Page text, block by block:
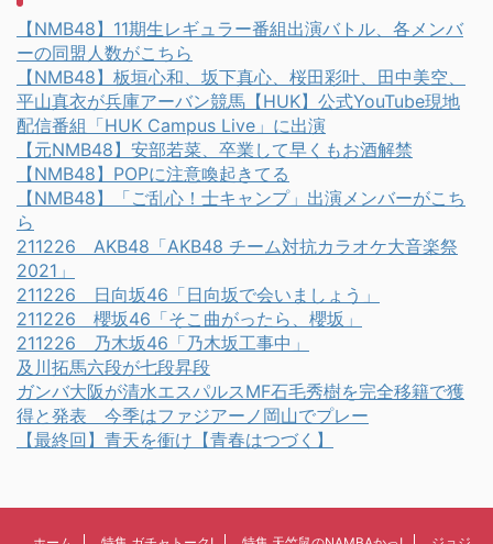
【NMB48】11期生レギュラー番組出演バトル、各メンバ
ーの同盟人数がこちら
【NMB48】板垣心和、坂下真心、桜田彩叶、田中美空、
平山真衣が兵庫アーバン競馬【HUK】公式YouTube現地
配信番組「HUK Campus Live」に出演
【元NMB48】安部若菜、卒業して早くもお酒解禁
【NMB48】POPに注意喚起きてる
【NMB48】「ご乱心！士キャンプ」出演メンバーがこち
ら
211226 AKB48「AKB48 チーム対抗カラオケ大音楽祭
2021」
211226 日向坂46「日向坂で会いましょう」
211226 櫻坂46「そこ曲がったら、櫻坂」
211226 乃木坂46「乃木坂工事中」
及川拓馬六段が七段昇段
ガンバ大阪が清水エスパルスMF石毛秀樹を完全移籍で獲
得と発表 今季はファジアーノ岡山でプレー
【最終回】青天を衝け【青春はつづく】